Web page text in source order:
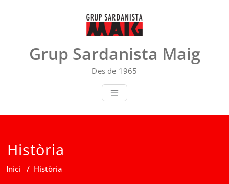
Grup Sardanista Maig
Des de 1965
Història
Inici / Història